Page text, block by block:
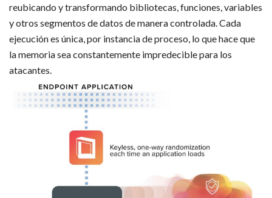
reubicando y transformando bibliotecas, funciones, variables
y otros segmentos de datos de manera controlada. Cada
ejecución es única, por instancia de proceso, lo que hace que
la memoria sea constantemente impredecible para los
atacantes.